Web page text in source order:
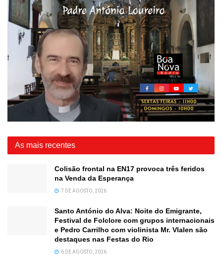
As mais recentes
Colisão frontal na EN17 provoca três feridos
na Venda da Esperança
7 DE AGOSTO, 2026
Santo António do Alva: Noite do Emigrante,
Festival de Folclore com grupos internacionais
e Pedro Carrilho com violinista Mr. Vlalen são
destaques nas Festas do Rio
6 DE AGOSTO, 2026